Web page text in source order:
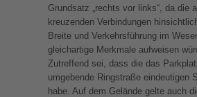
Grundsatz „rechts vor links“, da die
kreuzenden Verbindungen
Breite und Verkehrsführung im
gleichartige Merkmale aufweisen
Zutreffend sei, dass die das
umgebende Ringstraße eindeutigen
habe. Auf dem Gelände gelte auch